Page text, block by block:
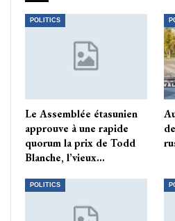
POLITICS
Le Assemblée étasunien
approuve à une rapide
quorum la prix de Todd
Blanche, l’vieux…
POLITICS